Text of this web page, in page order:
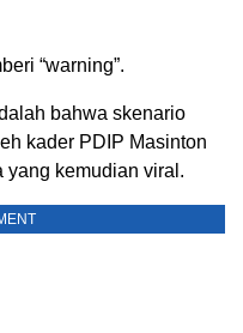
“warning”.
bahwa skenario
kader PDIP Masinton
yang kemudian viral.